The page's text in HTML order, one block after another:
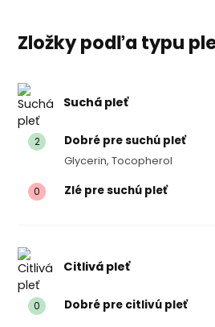
Zložky podľa typu
Suchá pleť
2 Dobré pre suchú pleť
Glycerin, Tocopherol
0 Zlé pre suchú pleť
Citlivá pleť
0 Dobré pre citlivú pleť